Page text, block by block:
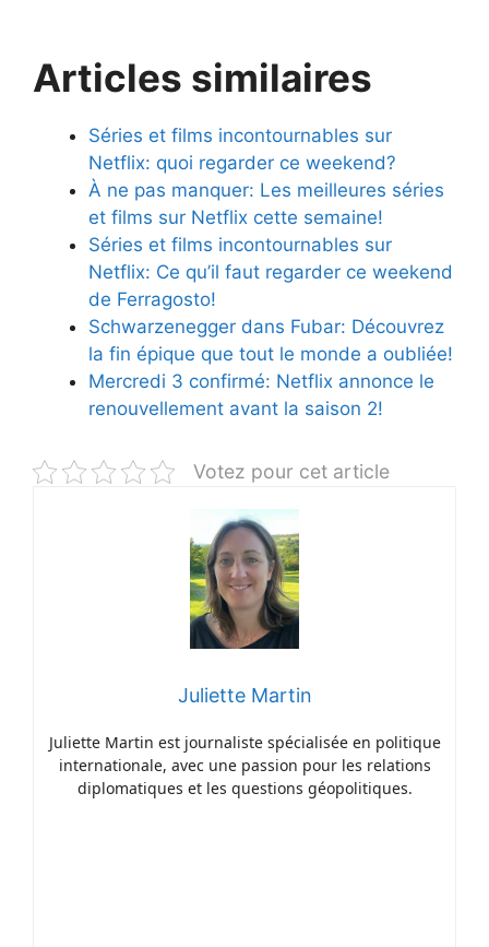
Articles similaires
Séries et films incontournables sur
Netflix: quoi regarder ce weekend?
À ne pas manquer: Les meilleures séries
et films sur Netflix cette semaine!
Séries et films incontournables sur
Netflix: Ce qu’il faut regarder ce weekend
de Ferragosto!
Schwarzenegger dans Fubar: Découvrez
la fin épique que tout le monde a oubliée!
Mercredi 3 confirmé: Netflix annonce le
renouvellement avant la saison 2!
Votez pour cet article
Juliette Martin
Juliette Martin est journaliste spécialisée en politique
internationale, avec une passion pour les relations
diplomatiques et les questions géopolitiques.